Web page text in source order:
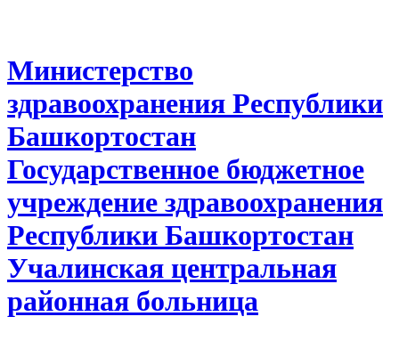
Министерство
здравоохранения Республики
Башкортостан
Государственное бюджетное
учреждение здравоохранения
Республики Башкортостан
Учалинская центральная
районная больница